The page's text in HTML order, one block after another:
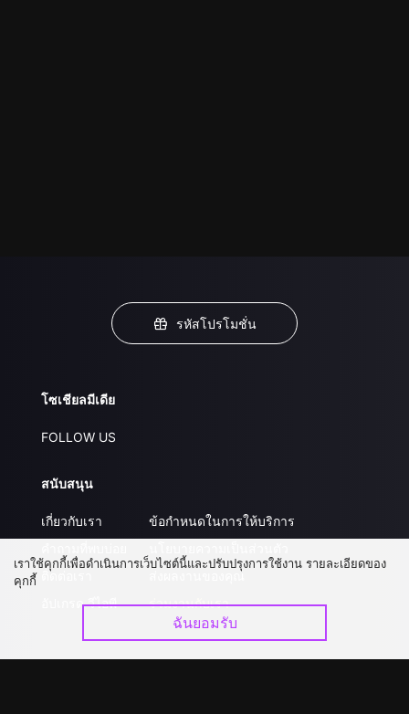
รหัสโปรโมชั่น
โซเชียลมีเดีย
FOLLOW US
สนับสนุน
เกี่ยวกับเรา
ติดต่อเรา
อัปเกรด วีไอพี
ข้อกำหนดในการให้บริการ
ส่งผลงานของคุณ
ร่วมงานกับเรา
เราใช้คุกกี้เพื่อดำเนินการเว็บไซต์นี้และปรับปรุงการใช้งาน รายละเอียดของ
คุกกี้
ฉันยอมรับ